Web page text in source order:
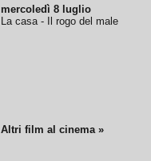
mercoledì 8 luglio
La casa - Il rogo del male
Altri film al cinema »